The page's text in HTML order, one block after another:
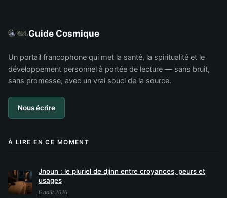
Guide Cosmique
Un portail francophone qui met la santé, la spiritualité et le
développement personnel à portée de lecture — sans bruit,
sans promesse, avec un vrai souci de la source.
Nous écrire
À LIRE EN CE MOMENT
Jnoun : le pluriel de djinn entre croyances, peurs et
usages
6 août 2026